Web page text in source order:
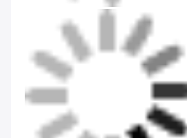
Die Sapota Group wurde 1982 mit
Leidenschaft und Erfahrung in der
gegründet und engagiert sich für die
Herstellung und den Export
Keramikprodukte an Kunden
unseren Exportmärkten gehören die
USASapota Group ist einer der
Keramikverkäufer der Welt.Wir
Top-Händlern auf der ganzen Welt
einschließlich Target.Darüber hinaus